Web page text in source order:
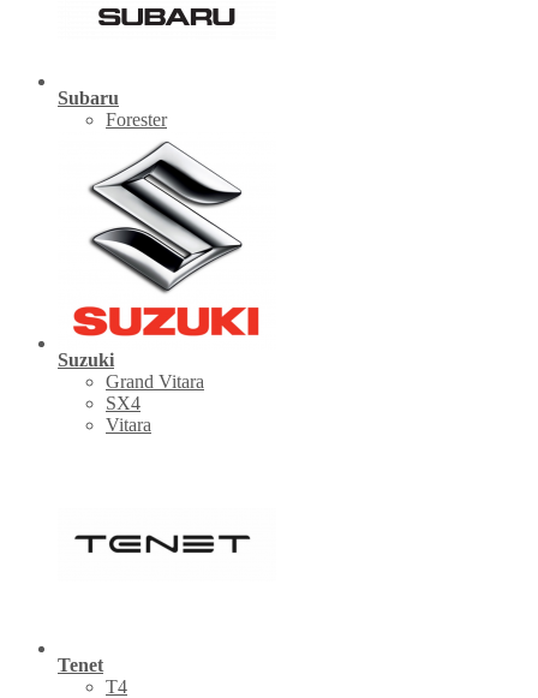
Subaru
Forester
Suzuki
Grand Vitara
SX4
Vitara
Tenet
Т4